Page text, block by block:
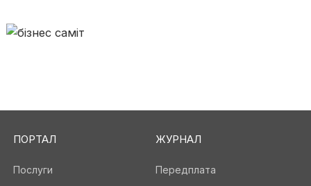
ПОРТАЛ
Послуги
ЖУРНАЛ
Передплата